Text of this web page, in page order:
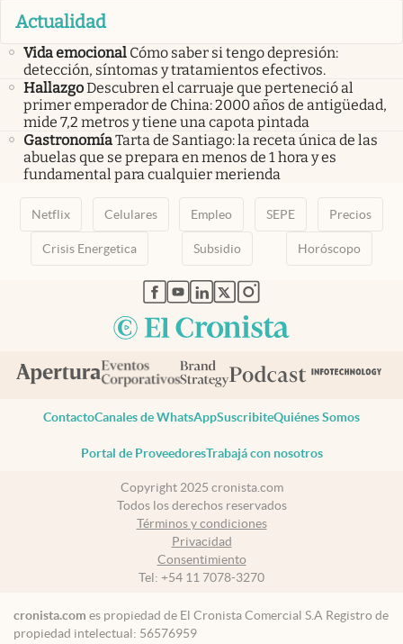
Actualidad
Vida emocional Cómo saber si tengo depresión:
detección, síntomas y tratamientos efectivos.
HallazgoDescubren el carruaje que perteneció al
primer emperador de China: 2000 años de antigüedad,
mide 7,2 metros y tiene una capota pintada
GastronomíaTarta de Santiago: la receta única de las
abuelas que se prepara en menos de 1 hora y es
fundamental para cualquier merienda
Netflix Celulares Empleo SEPE Precios
Crisis Energetica Subsidio Horóscopo
abre en nueva pestaña
abre en nueva pestaña
abre en nueva pestaña
abre en nueva pestaña
abre en nueva pestaña
ContactoCanales de WhatsAppSuscribiteQuiénes Somos
Portal de ProveedoresTrabajá con nosotros
Copyright 2025 cronista.com
Todos los derechos reservados
Términos y condiciones
Privacidad
Consentimiento
Tel: +54 11 7078-3270
cronista.com es propiedad de El Cronista Comercial S.A Registro de
propiedad intelectual: 56576959